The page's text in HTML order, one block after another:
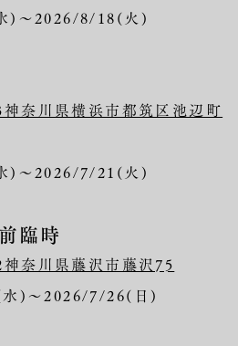
)～2026/8/18(火)
奈川県横浜市都筑区池辺町
)～2026/7/21(火)
臨時
奈川県藤沢市藤沢75
)～2026/7/26(日)